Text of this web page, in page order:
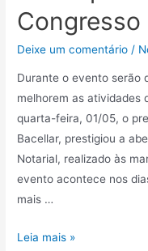
Congresso
Deixe um comentário /
Durante o evento serão
melhorem as atividades
quarta-feira, 01/05, o
Bacellar, prestigiou a
Notarial, realizado às
evento acontece nos
mais …
Leia mais »